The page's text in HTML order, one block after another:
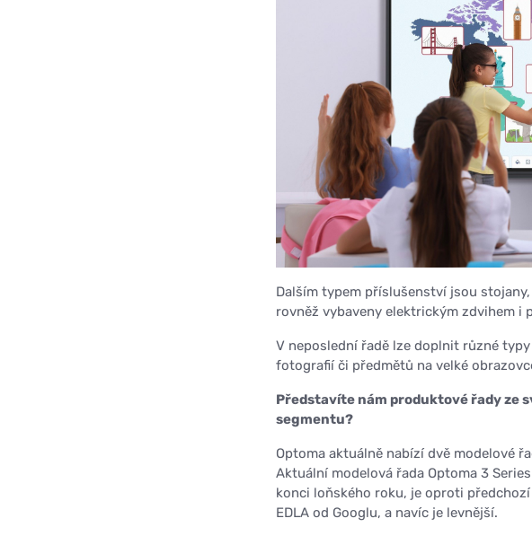
Dalším typem příslušenství jsou
rovněž vybaveny elektrickým zdvihem i
V neposlední řadě lze doplnit různé
fotografií či předmětů na velké
Představíte nám produktové řady ze
segmentu?
Optoma aktuálně nabízí dvě modelové
Aktuální modelová řada Optoma 3
konci loňského roku, je oproti
EDLA od Googlu, a navíc je levnější.